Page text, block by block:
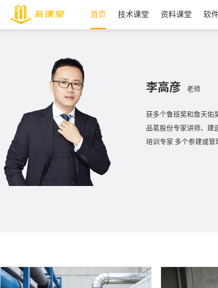
首页 技术课堂 资料课堂 软
李高彦 老师
获多个鲁班奖和詹天佑
品茗股份专家讲师、建
培训专家 多个参建或